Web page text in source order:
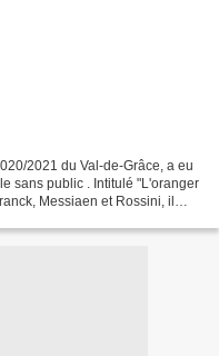
2021 du Val-de-Grâce, a eu
sans public . Intitulé "L'oranger
Messiaen et Rossini, il